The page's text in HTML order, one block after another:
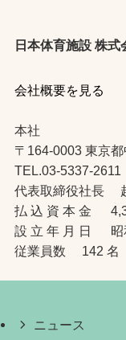
日本体育施設 株式
会社概要を見る
本社
〒164-0003 東京
TEL.03-5337-
代表取締役社長
払 込 資 本 金
設 立 年 月 日 昭
従業員数 142 名
ニュース